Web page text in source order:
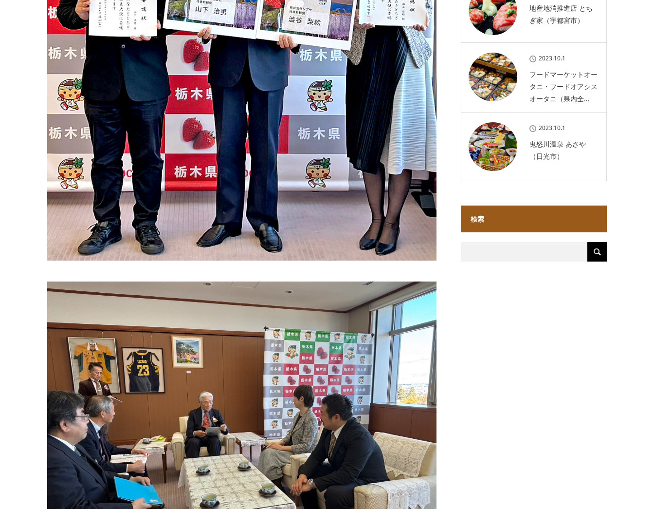
地産地消推進店 とち
ぎ家（宇都宮市）
2023.10.1
フードマーケットオー
タニ・フードオアシス
オータニ（県内全…
2023.10.1
鬼怒川温泉 あさや
（日光市）
検索